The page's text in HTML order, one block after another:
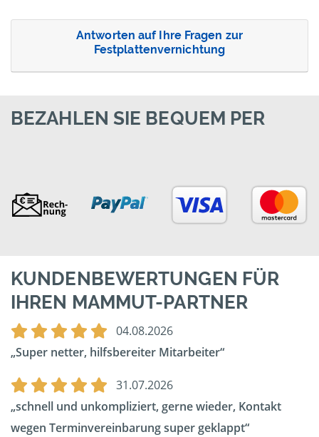
Antworten auf Ihre Fragen zur
Festplattenvernichtung
BEZAHLEN SIE BEQUEM PER
KUNDENBEWERTUNGEN FÜR
IHREN MAMMUT-PARTNER
04.08.2026
Super netter, hilfsbereiter Mitarbeiter
31.07.2026
schnell und unkompliziert, gerne wieder, Kontakt
wegen Terminvereinbarung super geklappt